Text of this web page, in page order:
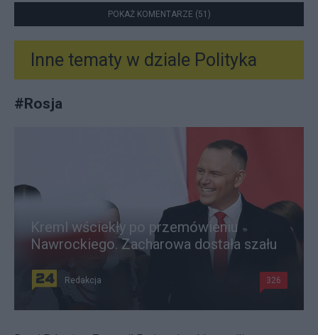
POKAŻ KOMENTARZE (51)
Inne tematy w dziale Polityka
#Rosja
Kreml wściekły po przemówieniu
Nawrockiego. Zacharowa dostała szału
Redakcja 326